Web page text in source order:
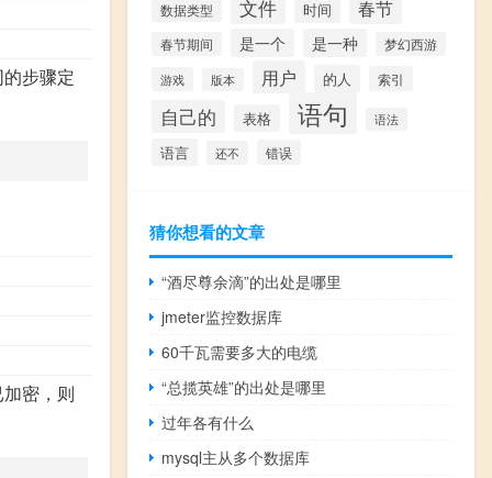
步骤定
密，则
数据类型 文件 时间 春节
春节期间 是一个 是一种
梦幻西游
游戏
版本 用户 的人 索引
自己的 表格 语句 语法
语言 还不 错误
猜你想看的文章
“酒尽尊余滴”的出处是哪里
jmeter监控数据库
60千瓦需要多大的电缆
“总揽英雄”的出处是哪里
过年各有什么
mysql主从多个数据库